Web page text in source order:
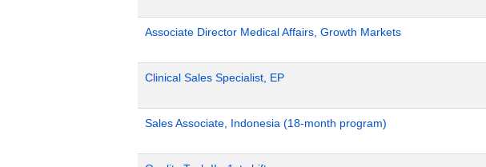
Associate Director Medical Affairs, Growth Markets
Clinical Sales Specialist, EP
Sales Associate, Indonesia (18-month program)